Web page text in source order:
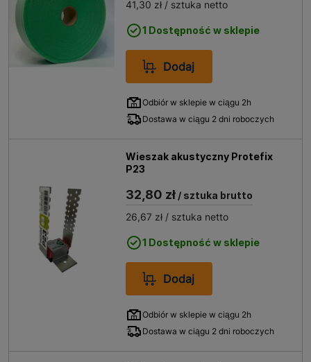
41,30 zł / sztuka netto
1 Dostępność w sklepie
Dodaj
Odbiór w sklepie w ciągu 2h
Dostawa w ciągu 2 dni roboczych
Wieszak akustyczny Protefix
P23
32,80 zł / sztuka brutto
26,67 zł / sztuka netto
1 Dostępność w sklepie
Dodaj
Odbiór w sklepie w ciągu 2h
Dostawa w ciągu 2 dni roboczych